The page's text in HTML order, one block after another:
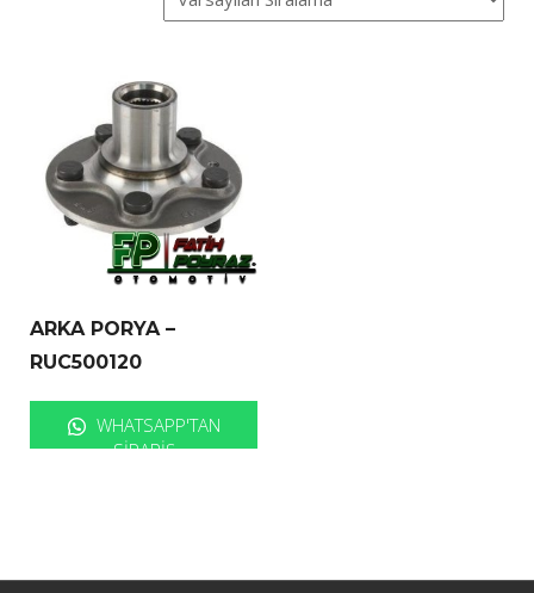
ARKA PORYA –
RUC500120
WHATSAPP'TAN
SIPARIŞ